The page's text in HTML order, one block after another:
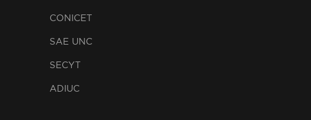
CONICET
SAE UNC
SECYT
ADIUC